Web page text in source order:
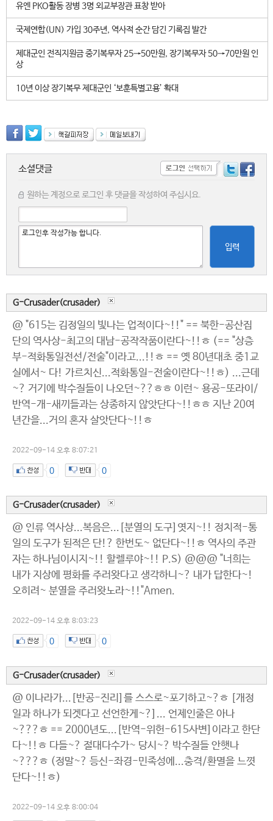
유엔 PKO활동 장병 3명 외교부장관 표창 받아
국제연합(UN) 가입 30주년, 역사적 순간 담긴 기록집 발간
제대군인 전직지원금 중기복무자 25→50만원, 장기복무자 50→70만원 인
상
10년 이상 장기복무 제대군인 ‘보훈특별고용’ 확대
소셜댓글
원하는 계정으로 로그인 후 댓글을 작성하여 주십시요.
입력
G-Crusader(crusader)
@ "615는 김정일의 빛나는 업적이다~!!" == 북한-공산집
단의 역사상-최고의 대남-공작작품이란다~!!ㅎ (== "상층
부-적화통일전선/전술"이라고...!!ㅎ == 옛 80년대초 중1교
실에서~ 다! 가르치신...적화통일-전술이란다~!!ㅎ) ...근데
~? 거기에 박수질들이 나오던~??ㅎㅎ 이런~ 용공-또라이/
반역-개-새끼들과는 상종하지 않앗단다~!!ㅎㅎ 지난 20여
년간을...거의 혼자 살앗단다~!!ㅎ
2022-09-14 오후 8:07:21
0 0
G-Crusader(crusader)
@ 인류 역사상...복음은...[분열의 도구]엿지~!! 정치적-통
일의 도구가 된적은 단!? 한번도~ 없단다~!!ㅎ 역사의 주관
자는 하나님이시지~!! 할렐루야~!! P.S) @@@ "너희는
내가 지상에 평화를 주러왓다고 생각하니~? 내가 답한다~!
오히려~ 분열을 주러왓노라~!!"Amen.
2022-09-14 오후 8:03:23
0 0
G-Crusader(crusader)
@ 이나라가...[반공-진리]를 스스로~포기하고~?ㅎ [개정
일과 하나가 되겟다고 선언한게~?]... 언제인줄은 아나
~???ㅎ == 2000년도...[반역-위헌-615사변]이라고 한단
다~!!ㅎ 다들~? 절대다수가~ 당시~? 박수질들 안햇나
~???ㅎ (정말~? 등신-좌경-민족성에...충격/환멸을 느꼇
단다~!!ㅎ)
2022-09-14 오후 8:00:04